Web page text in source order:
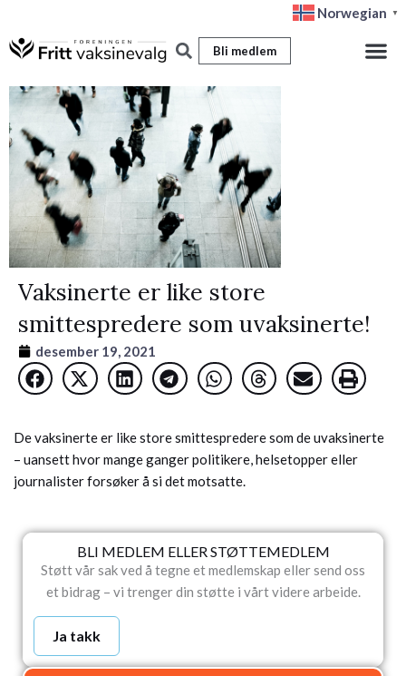
til
Norwegian ▼
Bli medlem
Vaksinerte er like store
smittespredere som uvaksinerte!
desember 19, 2021
De vaksinerte er like store smittespredere som de uvaksinerte
– uansett hvor mange ganger politikere, helsetopper eller
journalister forsøker å si det motsatte.
BLI MEDLEM ELLER STØTTEMEDLEM
Støtt vår sak ved å tegne et medlemskap eller send oss
et bidrag – vi trenger din støtte i vårt videre arbeide.
Ja takk